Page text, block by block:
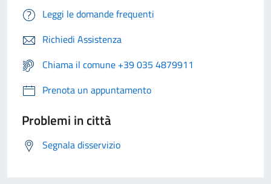
Leggi le domande frequenti
Richiedi Assistenza
Chiama il comune +39 035 4879911
Prenota un appuntamento
Problemi in città
Segnala disservizio